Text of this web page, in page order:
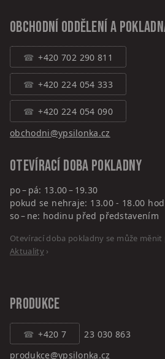
Obchodní oddělení a
+420 702 290 811
+420 224 054 333
+420 224 054 090
obchodni@ypsilonka.cz
Otevírací doba pokladny
po – pá: 13.00 – 19.30
pokud se nehraje: 13.00 - 18.00 hod
so – ne: hodinu před představením
Otevírací doba pokladny se může
Aktuality›
PRODUKCE
+420 7
23 030 863
produkce@ypsilonka.cz